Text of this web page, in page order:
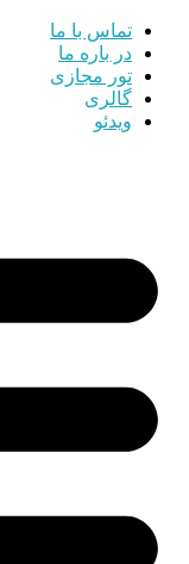
تماس با ما
در باره ما
تور مجازی
گالری
ویدئو